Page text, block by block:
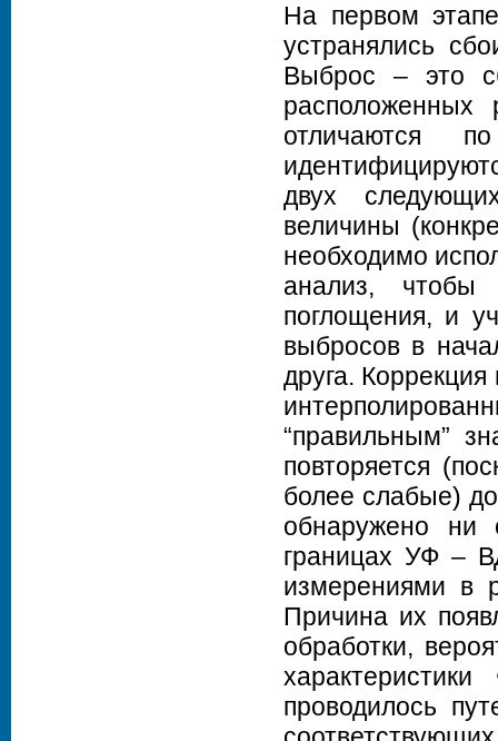
На первом
устранялись
Выброс – это
расположенных
отличаются
двух
величины
необходимо
анализ,
поглощения, и
выбросов в
друга.
“правильным”
повторяется
более слабые)
обнаружено ни
границах УФ –
измерениями в
Причина их
обработки,
проводилось